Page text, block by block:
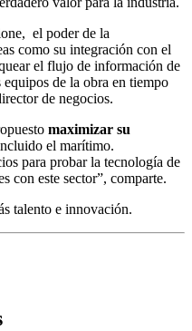
el poder de la
como su integración con el
el flujo de información de
de la obra en tiempo
de negocios.
maximizar su
el marítimo.
para probar la tecnología de
con este sector”, comparte.
talento e innovación.